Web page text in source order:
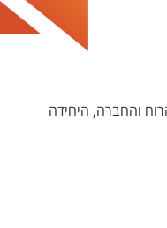
והחברה, היחידה